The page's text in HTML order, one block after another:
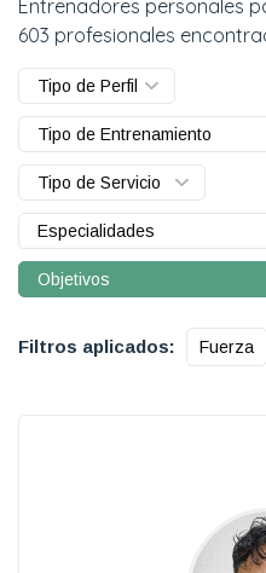
Entrenadores personales
603 profesionales
Tipo de Perfil
Tipo de Entrenamiento
Tipo de Servicio
Especialidades
Objetivos
Filtros aplicados: Fuerza